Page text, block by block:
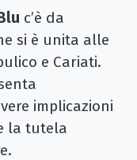
c’è da
si è unita alle
e Cariati.
implicazioni
la tutela